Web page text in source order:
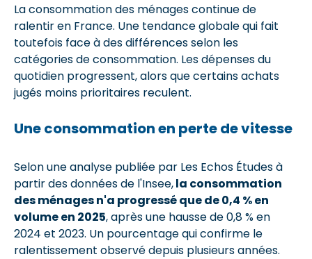
La consommation des ménages continue de
ralentir en France. Une tendance globale qui fait
toutefois face à des différences selon les
catégories de consommation. Les dépenses du
quotidien progressent, alors que certains achats
jugés moins prioritaires reculent.
Une consommation en perte de vitesse
Selon une analyse publiée par Les Echos Études à
partir des données de l'Insee,la consommation
des ménages n'a progressé que de 0,4 % en
volume en 2025, après une hausse de 0,8 % en
2024 et 2023. Un pourcentage qui confirme le
ralentissement observé depuis plusieurs années.